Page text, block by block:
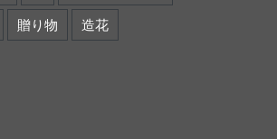
贈り物 造花